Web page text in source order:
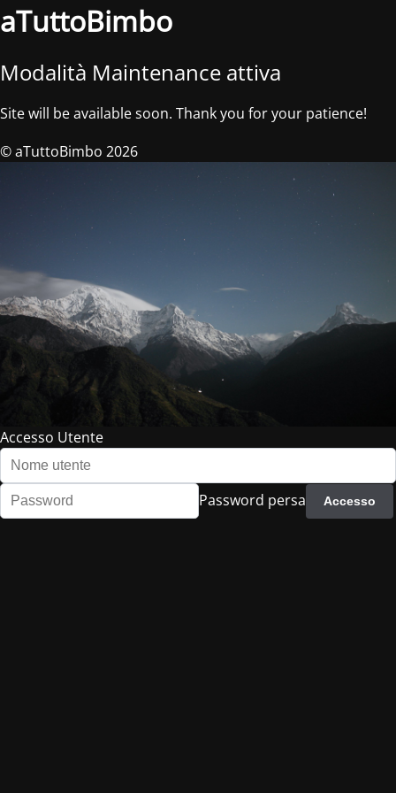
aTuttoBimbo
Modalità Maintenance attiva
Site will be available soon. Thank you for your patience!
© aTuttoBimbo 2026
Accesso Utente
Password persa